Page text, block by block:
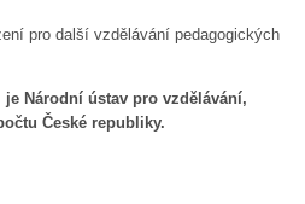
pro další vzdělávání pedagogických
Národní ústav pro vzdělávání,
České republiky.